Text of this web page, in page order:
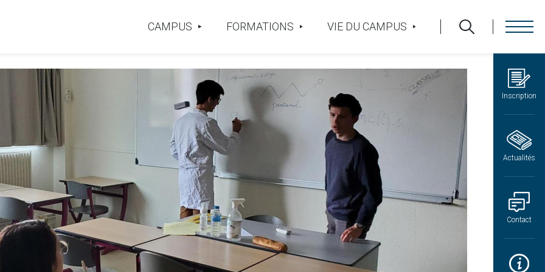
Inscription
Actualités
Contact
CAMPUS FORMATIONS VIE DU CAMPUS